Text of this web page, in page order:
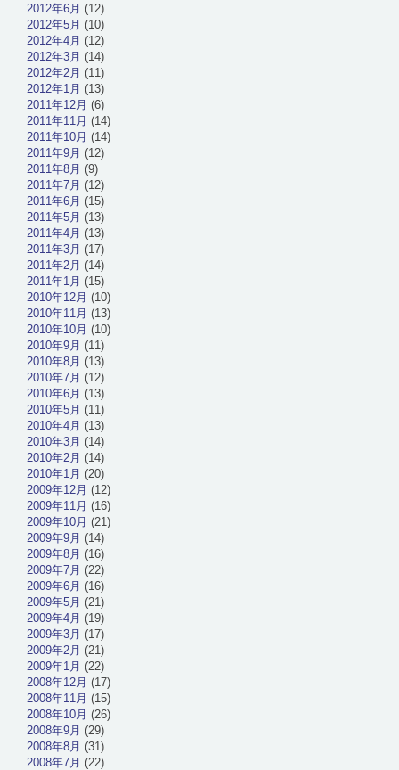
2012年6月 (12)
2012年5月 (10)
2012年4月 (12)
2012年3月 (14)
2012年2月 (11)
2012年1月 (13)
2011年12月 (6)
2011年11月 (14)
2011年10月 (14)
2011年9月 (12)
2011年8月 (9)
2011年7月 (12)
2011年6月 (15)
2011年5月 (13)
2011年4月 (13)
2011年3月 (17)
2011年2月 (14)
2011年1月 (15)
2010年12月 (10)
2010年11月 (13)
2010年10月 (10)
2010年9月 (11)
2010年8月 (13)
2010年7月 (12)
2010年6月 (13)
2010年5月 (11)
2010年4月 (13)
2010年3月 (14)
2010年2月 (14)
2010年1月 (20)
2009年12月 (12)
2009年11月 (16)
2009年10月 (21)
2009年9月 (14)
2009年8月 (16)
2009年7月 (22)
2009年6月 (16)
2009年5月 (21)
2009年4月 (19)
2009年3月 (17)
2009年2月 (21)
2009年1月 (22)
2008年12月 (17)
2008年11月 (15)
2008年10月 (26)
2008年9月 (29)
2008年8月 (31)
2008年7月 (22)